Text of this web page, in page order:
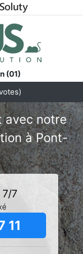
(01)
avec notre
à Pont-
7/7
11